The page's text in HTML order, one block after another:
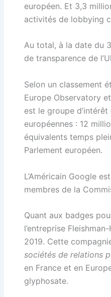
européen. Et 3,3
activités de lobbying
Au total, à la date du
de transparence de
Selon un classement
Europe Observatory
est le groupe
européennes : 12
équivalents temps
Parlement européen.
L’Américain Google
membres de la
Quant aux badges
l’entreprise
2019. Cette
sociétés de relations
en France et en
glyphosate.